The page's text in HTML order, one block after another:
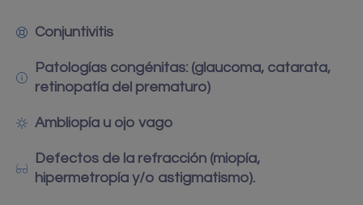
Conjuntivitis
Patologías congénitas: (glaucoma, catarata,
retinopatía del prematuro)
Ambliopía u ojo vago
Defectos de la refracción (miopía,
hipermetropía y/o astigmatismo).